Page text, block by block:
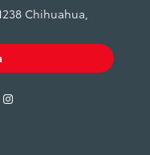
Chihuahua,